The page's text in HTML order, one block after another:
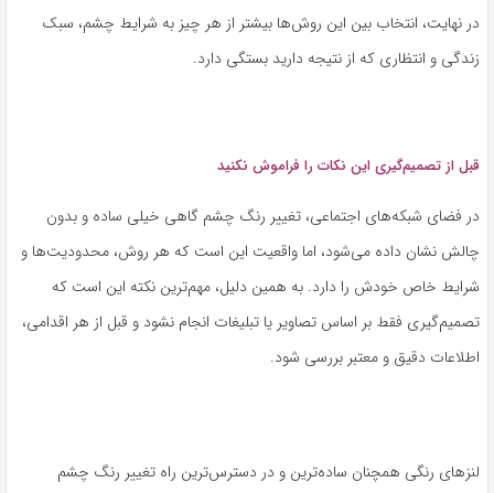
در نهایت، انتخاب بین این روش‌ها بیشتر از هر چیز به شرایط چشم، سبک
زندگی و انتظاری که از نتیجه دارید بستگی دارد.
قبل از تصمیم‌گیری این نکات را فراموش نکنید
در فضای شبکه‌های اجتماعی، تغییر رنگ چشم گاهی خیلی ساده و بدون
چالش نشان داده می‌شود، اما واقعیت این است که هر روش، محدودیت‌ها و
شرایط خاص خودش را دارد. به همین دلیل، مهم‌ترین نکته این است که
تصمیم‌گیری فقط بر اساس تصاویر یا تبلیغات انجام نشود و قبل از هر اقدامی،
اطلاعات دقیق و معتبر بررسی شود.
لنزهای رنگی همچنان ساده‌ترین و در دسترس‌ترین راه تغییر رنگ چشم